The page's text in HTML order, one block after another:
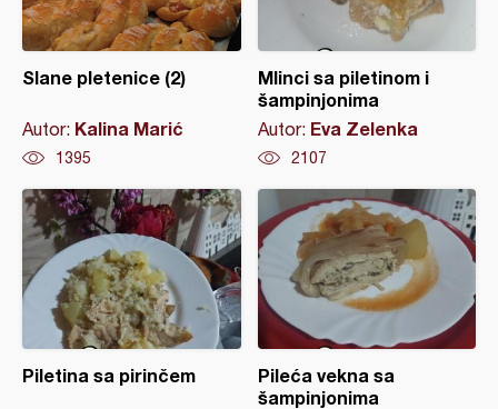
Slane pletenice (2)
Autor: Kalina Marić
1395
Mlinci sa piletinom i
šampinjonima
Autor: Eva Zelenka
2107
Piletina sa pirinčem
Pileća vekna sa
šampinjonima